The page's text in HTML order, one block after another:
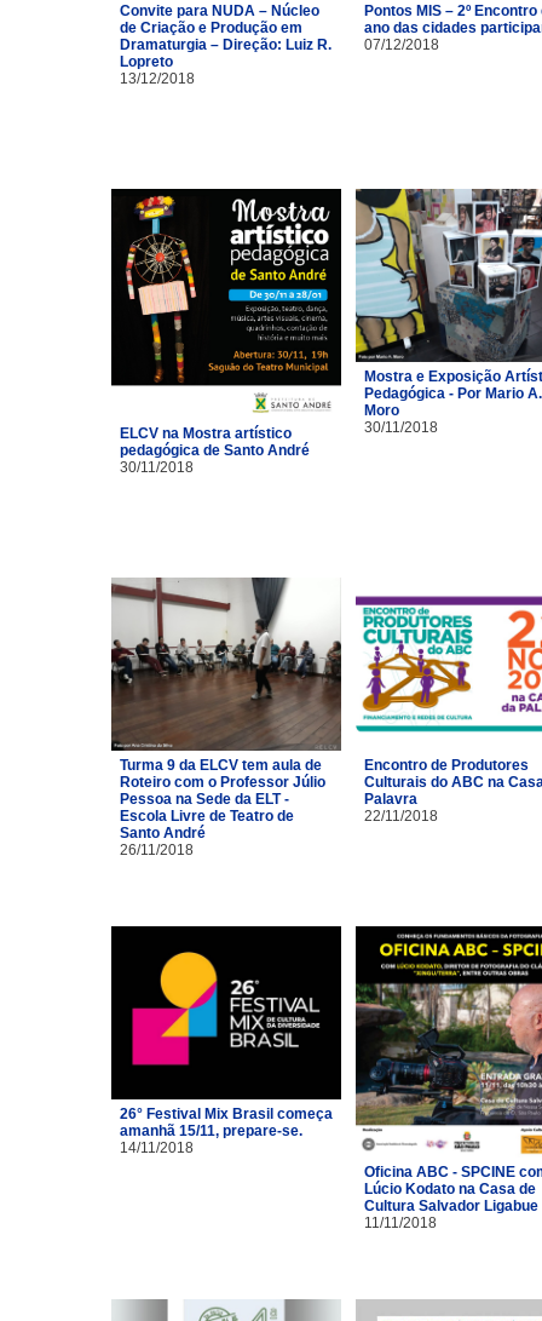
Convite para NUDA – Núcleo
de Criação e Produção em
Dramaturgia – Direção: Luiz R.
Lopreto
13/12/2018
Pontos MIS – 2º Encontro
ano das cidades
07/12/2018
ELCV na Mostra artístico
pedagógica de Santo André
30/11/2018
Mostra e Exposição
Pedagógica - Por Mario A.
Moro
30/11/2018
Turma 9 da ELCV tem aula de
Roteiro com o Professor Júlio
Pessoa na Sede da ELT -
Escola Livre de Teatro de
Santo André
26/11/2018
Encontro de Produtores
Culturais do ABC na
Palavra
22/11/2018
26° Festival Mix Brasil começa
amanhã 15/11, prepare-se.
14/11/2018
Oficina ABC - SPCINE
Lúcio Kodato na Casa de
Cultura Salvador Ligabue
11/11/2018